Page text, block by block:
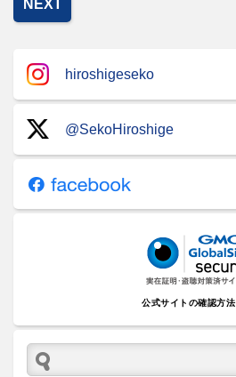
NEXT
hiroshigeseko
@SekoHiroshige
公式サイトの確認方法